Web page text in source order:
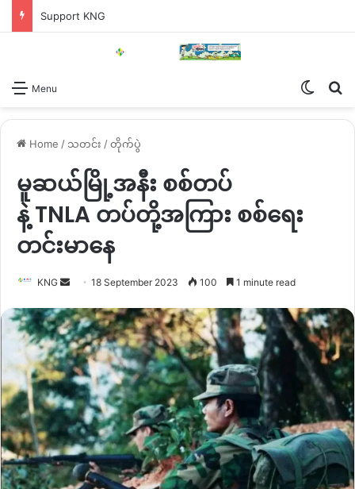
Support KNG
Menu
Home / သတင်း /တိုက်ပွဲ
မူဆယ်မြို့အနီး စစ်တပ်
နဲ့ TNLA တပ်တို့အကြား စစ်ရေး
တင်းမာနေ
KNG
Send
email
18 September 2023 100 1 minute read